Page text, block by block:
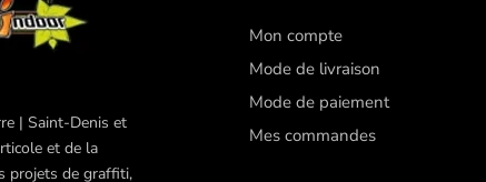
| Saint-Denis et
et de la
projets de graffiti,
Mon compte
Mode de livraison
Mode de paiement
Mes commandes